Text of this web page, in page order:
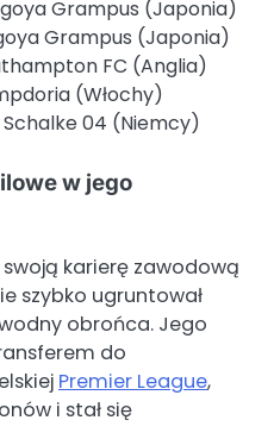
Grampus (Japonia)
Grampus (Japonia)
FC (Anglia)
(Włochy)
04 (Niemcy)
w jego
karierę zawodową
szybko ugruntował
obrońca. Jego
do
Premier League,
i stał się